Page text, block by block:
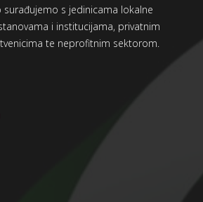
surađujemo s jedinicama lokalne
i institucijama, privatnim
te neprofitnim sektorom.